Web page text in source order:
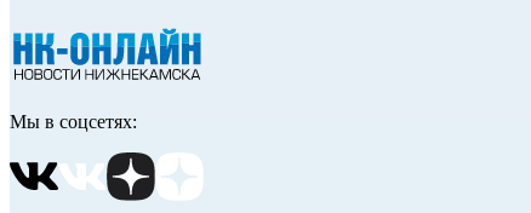
Мы в соцсетях: